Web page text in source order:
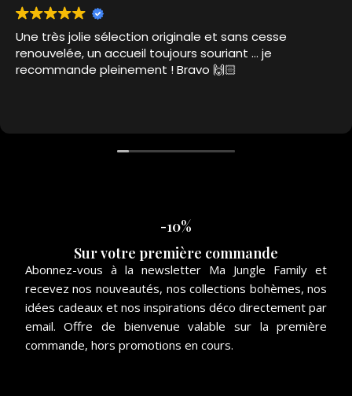
Une très jolie sélection originale et sans cesse
renouvelée, un accueil toujours souriant … je
recommande pleinement ! Bravo 🙌🏻
-10%
Sur votre première commande
Abonnez-vous à la newsletter Ma Jungle Family et
recevez nos nouveautés, nos collections bohèmes, nos
idées cadeaux et nos inspirations déco directement par
email. Offre de bienvenue valable sur la première
commande, hors promotions en cours.